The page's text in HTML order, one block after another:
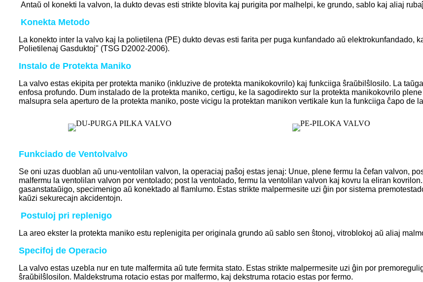
Antaŭ ol konekti la valvon, la dukto devas esti strikte blovita kaj purigita por malhelpi, ke grundo, sablo kaj aliaj
Konekta Metodo
La konekto inter la valvo kaj la polietilena (PE) dukto devas esti farita per puga kunfandado aŭ elektrokunfandado,
Polietilenaj Gasduktoj" (TSG D2002-2006).
Instalo de Protekta Maniko
La valvo estas ekipita per protekta maniko (inkluzive de protekta manikokovrilo) kaj funkciiga ŝraŭbilŝlosilo. La
enfosa profundo. Dum instalado de la protekta maniko, certigu, ke la sagodirekto sur la protekta manikokovrilo
malsupra sela aperturo de la protekta maniko, poste vicigu la protektan manikon vertikale kun la funkciiga ĉapo de
Funkciado de Ventolvalvo
Se oni uzas duoblan aŭ unu-ventolilan valvon, la operaciaj paŝoj estas jenaj: Unue, plene fermu la ĉefan valvon,
malfermu la ventolilan valvon por ventolado; post la ventolado, fermu la ventolilan valvon kaj kovru la eliran
gasanstataŭigo, specimenigo aŭ konektado al flamlumo. Estas strikte malpermesite uzi ĝin por sistema
kaŭzi sekurecajn akcidentojn.
Postuloj pri replenigo
La areo ekster la protekta maniko estu replenigita per originala grundo aŭ sablo sen ŝtonoj, vitroblokoj aŭ aliaj
Specifoj de Operacio
La valvo estas uzebla nur en tute malfermita aŭ tute fermita stato. Estas strikte malpermesite uzi ĝin por
ŝraŭbilŝlosilon. Maldekstruma rotacio estas por malfermo, kaj dekstruma rotacio estas por fermo.